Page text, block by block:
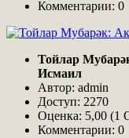
Комментарии: 0
Тойлар
Исмаил
Автор: admin
Доступ: 2270
Оценка: 5,00 (1
Комментарии: 0